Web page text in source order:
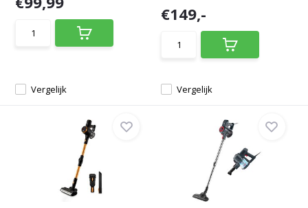
Vergelijk Vergelijk
€149,-